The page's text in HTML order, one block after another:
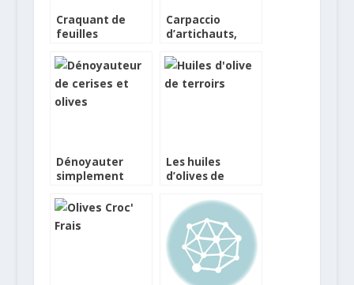
Craquant de
feuilles
moelleux de
Sardines à
l’ancienne
Carpaccio
d’artichauts,
dés d’orange,
petites feuilles
d’estragon,
Dénoyauter
simplement
Les huiles
d’olives de
recettes